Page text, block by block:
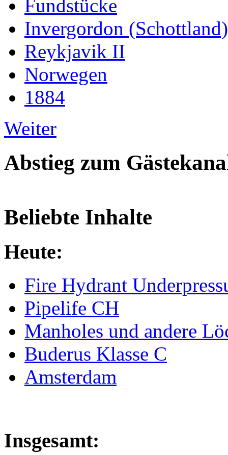
Fundstücke
Invergordon (Schottland)
Reykjavik II
Norwegen
1884
Weiter
Abstieg zum
Beliebte Inhalte
Heute:
Fire Hydrant
Pipelife CH
Manholes und andere
Buderus Klasse C
Amsterdam
Insgesamt: